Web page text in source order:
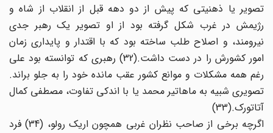
تصویر یا ذهنیتی که پیش از دو دهه قبل از انقلاب از شاه و
رژیمش در غرب شکل گرفته بود از او تصویر یک رهبر جدی
نیرومند، و اصلاح طلب ساخته بود که با اقتدار و پایداری زمان
امور کشورش را در دست داشت.(32) رهبری که توانسته بود علی
رغم همه مشکلات و موانع کشور عقب مانده خود را به جلو براند.
تصویری شبیه به ماهاتیر محمد یا با اندکی تفاوت، مصطفی کمال
آتاتورک.(33)
اگرچه برخی از صاحب نظران غربی همچون اریک رولو، (34) فرد